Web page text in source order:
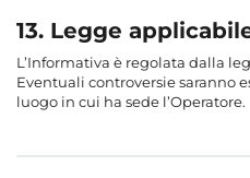
13. Legge
L’Informativa è regolata dalla
Eventuali controversie saranno
luogo in cui ha sede l’Operatore.